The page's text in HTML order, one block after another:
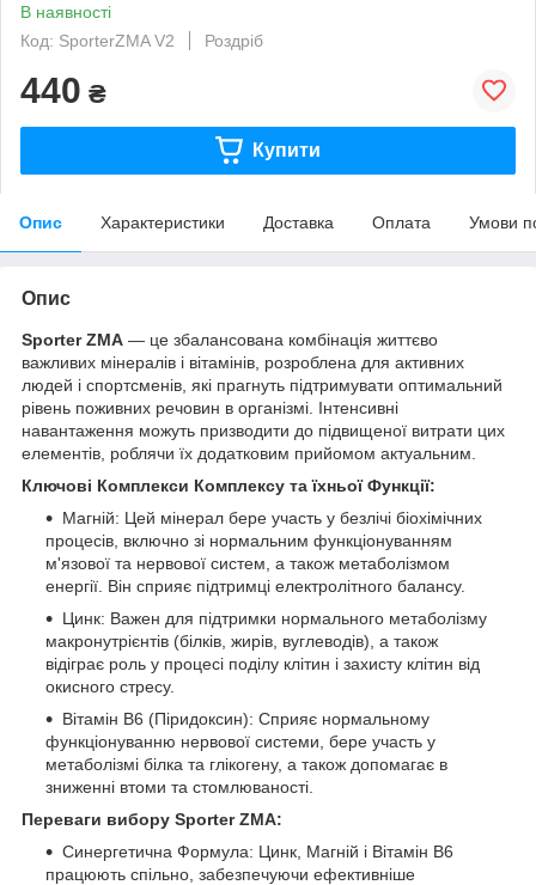
В наявності
Код: SporterZMA V2
Роздріб
440 ₴
Купити
Опис Характеристики Доставка Оплата Умови
Опис
Sporter ZMA — це збалансована комбінація життєво
важливих мінералів і вітамінів, розроблена для активних
людей і спортсменів, які прагнуть підтримувати оптимальний
рівень поживних речовин в організмі. Інтенсивні
навантаження можуть призводити до підвищеної витрати цих
елементів, роблячи їх додатковим прийомом актуальним.
Ключові Комплекси Комплексу та їхньої Функції:
Магній: Цей мінерал бере участь у безлічі біохімічних
процесів, включно зі нормальним функціонуванням
м'язової та нервової систем, а також метаболізмом
енергії. Він сприяє підтримці електролітного балансу.
Цинк: Важен для підтримки нормального метаболізму
макронутрієнтів (білків, жирів, вуглеводів), а також
відіграє роль у процесі поділу клітин і захисту клітин від
окисного стресу.
Вітамін B6 (Піридоксин): Сприяє нормальному
функціонуванню нервової системи, бере участь у
метаболізмі білка та глікогену, а також допомагає в
зниженні втоми та стомлюваності.
Переваги вибору Sporter ZMA:
Синергетична Формула: Цинк, Магній і Вітамін B6
працюють спільно, забезпечуючи ефективніше